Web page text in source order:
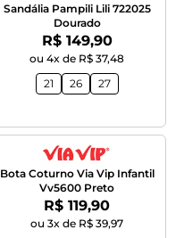
Sandália Pampili Lili 722025
Dourado
Por:
R$ 149,90
ou 4x de R$ 37,48
21
26 27
Bota Coturno Via Vip Infantil
Vv5600 Preto
Por:
R$ 119,90
ou 3x de R$ 39,97